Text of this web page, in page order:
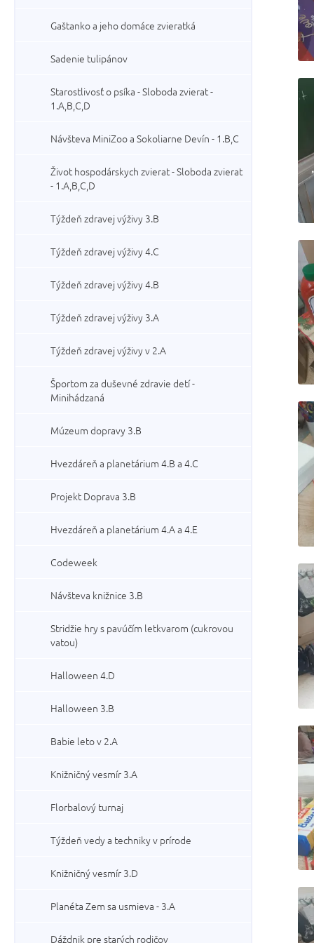
Gaštanko a jeho domáce zvieratká
Sadenie tulipánov
Starostlivosť o psíka - Sloboda zvierat -
1.A,B,C,D
Návšteva MiniZoo a Sokoliarne Devín - 1.B,C
Život hospodárskych zvierat - Sloboda zvierat
- 1.A,B,C,D
Týždeň zdravej výživy 3.B
Týždeň zdravej výživy 4.C
Týždeň zdravej výživy 4.B
Týždeň zdravej výživy 3.A
Týždeň zdravej výživy v 2.A
Športom za duševné zdravie detí -
Minihádzaná
Múzeum dopravy 3.B
Hvezdáreň a planetárium 4.B a 4.C
Projekt Doprava 3.B
Hvezdáreň a planetárium 4.A a 4.E
Codeweek
Návšteva knižnice 3.B
Stridžie hry s pavúčím letkvarom (cukrovou
vatou)
Halloween 4.D
Halloween 3.B
Babie leto v 2.A
Knižničný vesmír 3.A
Florbalový turnaj
Týždeň vedy a techniky v prírode
Knižničný vesmír 3.D
Planéta Zem sa usmieva - 3.A
Dáždnik pre starých rodičov